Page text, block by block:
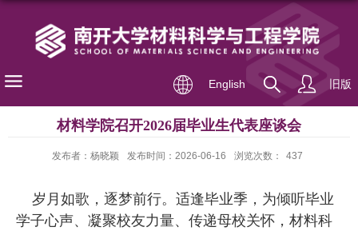
English 旧版
材料学院召开2026届毕业生代表座谈会
发布者：杨晓颖 发布时间：2026-06-16 浏览次数： 437
岁月如歌，逐梦前行。适逢毕业季，为倾听毕业
学子心声、凝聚校友力量、传递母校关怀，材料科